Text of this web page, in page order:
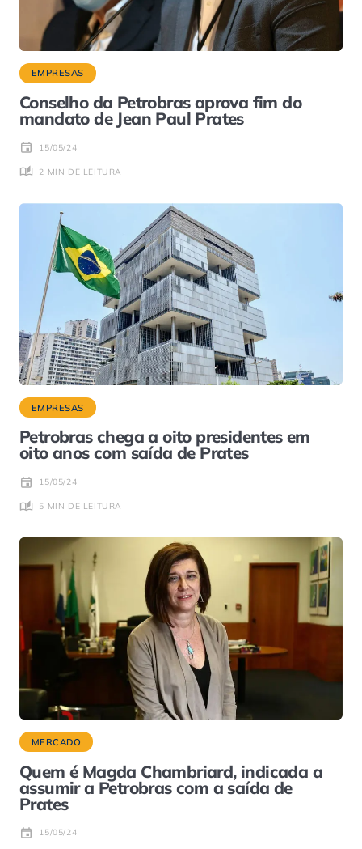
EMPRESAS
Conselho da Petrobras aprova fim do
mandato de Jean Paul Prates
15/05/24
2 MIN DE LEITURA
EMPRESAS
Petrobras chega a oito presidentes em
oito anos com saída de Prates
15/05/24
5 MIN DE LEITURA
MERCADO
Quem é Magda Chambriard, indicada a
assumir a Petrobras com a saída de
Prates
15/05/24